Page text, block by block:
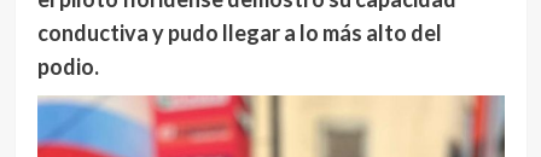
conductiva y pudo llegar a lo más alto del
podio.